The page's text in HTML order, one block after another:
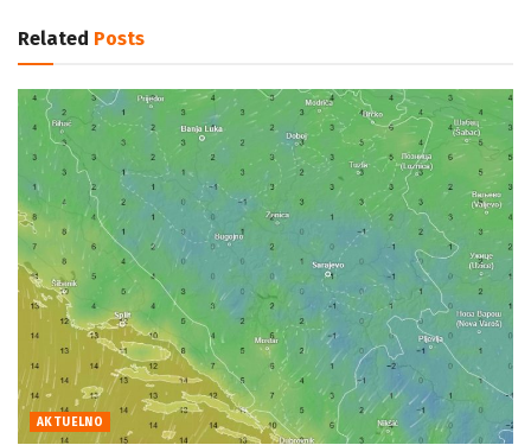
Related Posts
AKTUELNO